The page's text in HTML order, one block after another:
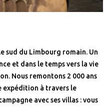
sud du Limbourg romain. Un
et dans le temps vers la vie
Nous remontons 2 000 ans
expédition à travers le
avec ses villas : vous